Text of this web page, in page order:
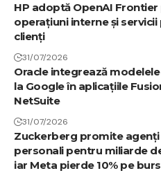
HP adoptă OpenAI
operațiuni interne și servicii
clienți
31/07/2026
Oracle integrează
la Google în aplicațiile
NetSuite
31/07/2026
Zuckerberg promite agenți
personali pentru miliarde
iar Meta pierde 10% pe